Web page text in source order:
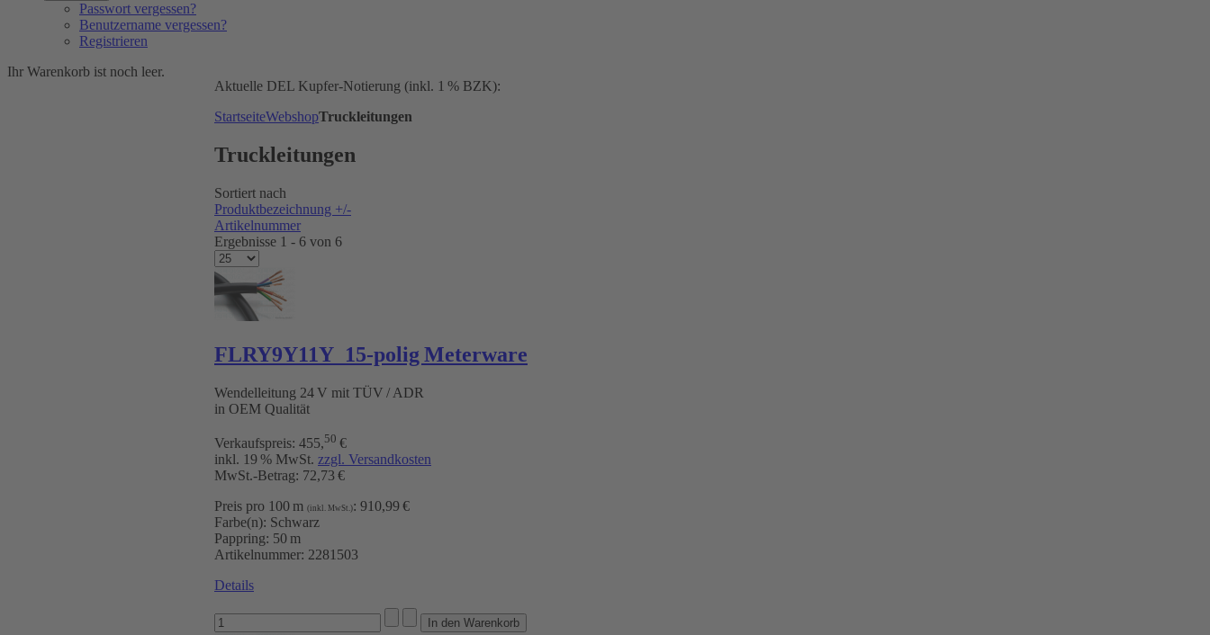
Passwort vergessen?
Benutzername vergessen?
Registrieren
Aktuelle DEL Kupfer-Notierung (inkl. 1 % BZK):
StartseiteWebshopTruckleitungen
Truckleitungen
Sortiert nach
Produktbezeichnung +/-
Artikelnummer
Ergebnisse 1 - 6 von 6
FLRY9Y11Y 15-polig Meterware
Wendelleitung 24 V mit TÜV / ADR
in OEM Qualität
Verkaufspreis: 455,50 €
inkl. 19 % MwSt. zzgl. Versandkosten
MwSt.-Betrag: 72,73 €
Preis pro 100 m (inkl. MwSt.): 910,99 €
Farbe(n): Schwarz
Pappring: 50 m
Artikelnummer: 2281503
Details
Ihr Warenkorb ist noch leer.